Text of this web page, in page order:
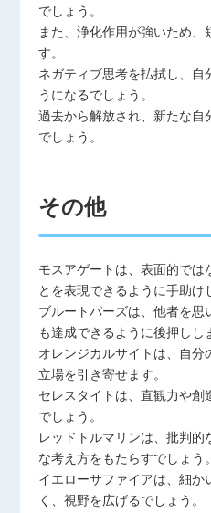
でしょう。
また、浄化作用が強いため、
す。
ネガティブ思考を払拭し、自
うになるでしょう。
過去から解放され、新たな自
でしょう。
その他
モスアゲートは、表面的では
とを表現できるように手助け
ブルートパーズは、他者を思
も達成できるように後押しし
オレンジカルサイトは、自分
立場を引き寄せます。
セレスタイトは、直観力や創
でしょう。
レッドトルマリンは、批判的
な考え方をもたらすでしょう。
イエローサファイアは、細か
く、視野を広げるでしょう。